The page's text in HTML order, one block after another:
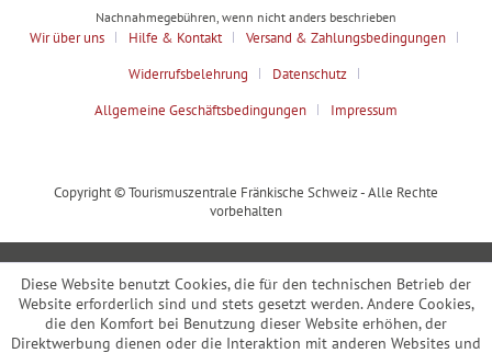
Nachnahmegebühren, wenn nicht anders beschrieben
Wir über uns Hilfe & Kontakt
Versand & Zahlungsbedingungen
Widerrufsbelehrung
Datenschutz
Allgemeine Geschäftsbedingungen
Impressum
Copyright © Tourismuszentrale Fränkische Schweiz - Alle Rechte
vorbehalten
Diese Website benutzt Cookies, die für den technischen Betrieb der
Website erforderlich sind und stets gesetzt werden. Andere Cookies,
die den Komfort bei Benutzung dieser Website erhöhen, der
Direktwerbung dienen oder die Interaktion mit anderen Websites und